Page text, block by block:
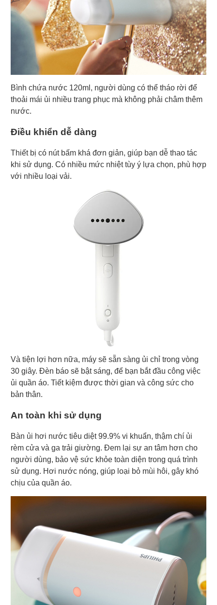
Bình chứa nước 120ml, người dùng có thể tháo rời để
thoải mái ủi nhiều trang phục mà không phải châm thêm
nước.
Điều khiển dễ dàng
Thiết bị có nút bấm khá đơn giản, giúp bạn dễ thao tác
khi sử dụng. Có nhiều mức nhiệt tùy ý lựa chọn, phù hợp
với nhiều loại vải.
Và tiện lợi hơn nữa, máy sẽ sẵn sàng ủi chỉ trong vòng
30 giây. Đèn báo sẽ bật sáng, để bạn bắt đầu công việc
ủi quần áo. Tiết kiệm được thời gian và công sức cho
bản thân.
An toàn khi sử dụng
Bàn ủi hơi nước tiêu diệt 99.9% vi khuẩn, thậm chí ủi
rèm cửa và ga trải giường. Đem lại sự an tâm hơn cho
người dùng, bảo vệ sức khỏe toàn diện trong quá trình
sử dụng. Hơi nước nóng, giúp loại bỏ mùi hôi, gây khó
chịu của quần áo.